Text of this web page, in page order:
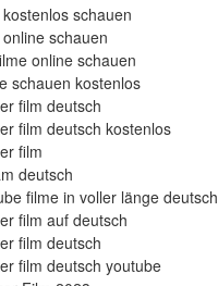
schauen
schauen
online schauen
schauen kostenlos
film deutsch
film deutsch kostenlos
film
deutsch
filme in voller länge deutsch
film auf deutsch
film deutsch
film deutsch youtube